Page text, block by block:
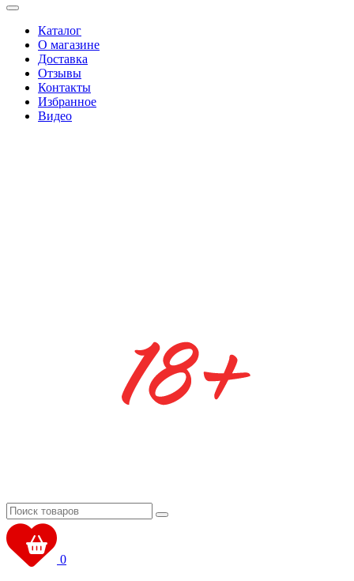
Каталог
О магазине
Доставка
Отзывы
Контакты
Избранное
Видео
0